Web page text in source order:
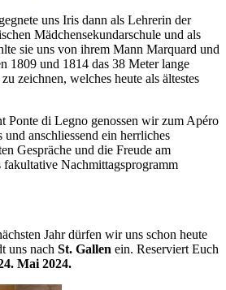
uns Iris dann als Lehrerin der
Mädchensekundarschule und als
sie uns von ihrem Mann Marquard und
1809 und 1814 das 38 Meter lange
zeichnen, welches heute als ältestes
Ponte di Legno genossen wir zum Apéro
anschliessend ein herrliches
Gespräche und die Freude am
fakultative Nach­mittagsprogramm
Jahr dürfen wir uns schon heute
uns nach St. Gallen ein. Reserviert Euch
Mai 2024.